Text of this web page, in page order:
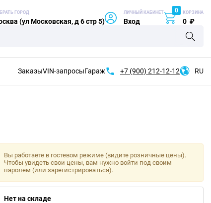
ГОРОД
(ул Московская, д 6 стр 5)
ЛИЧНЫЙ КАБИНЕТ
Вход
0 КОРЗИНА
0 ₽
ЗаказыVIN-запросыГараж +7 (900) 212-12-12 RU
Вы работаете в гостевом режиме (видите розничные цены).
Чтобы увидеть свои цены, вам нужно войти под своим
паролем (или зарегистрироваться).
Нет на складе